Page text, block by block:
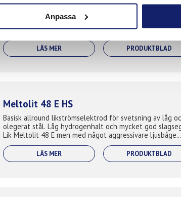
Anpassa
Lågkolhaltig rostfri svetselektrod för svetsning av
stål såsom 304L och 304. Med tunt hölje och
slagg är denna elektrod speciellt utformad för
LÄS MER PRODUKTBLAD
Meltolit 48 E HS
Basisk allround likströmselektrod för svetsning av låg
olegerat stål. Låg hydrogenhalt och mycket god
Lik Meltolit 48 E men med något aggressivare ljusbåge.
Lämplig för stålkonstruk...
LÄS MER PRODUKTBLAD